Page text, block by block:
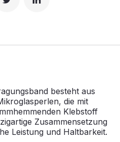
besteht aus
die mit
Klebstoff
Zusammensetzung
Leistung und Haltbarkeit.